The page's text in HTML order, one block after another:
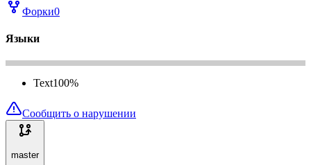
Форки0
Языки
Text100%
Сообщить о нарушении
master